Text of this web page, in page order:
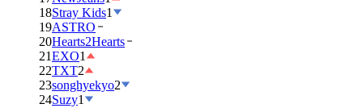
18Stray Kids1
19ASTRO
20Hearts2Hearts
21EXO1
22TXT2
23songhyekyo2
24Suzy1